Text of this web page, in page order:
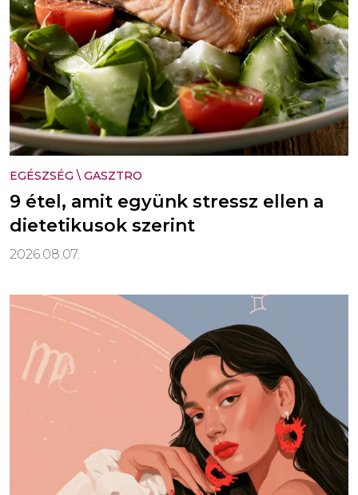
EGÉSZSÉG \ GASZTRO
9 étel, amit együnk stressz ellen a
dietetikusok szerint
2026.08.07.